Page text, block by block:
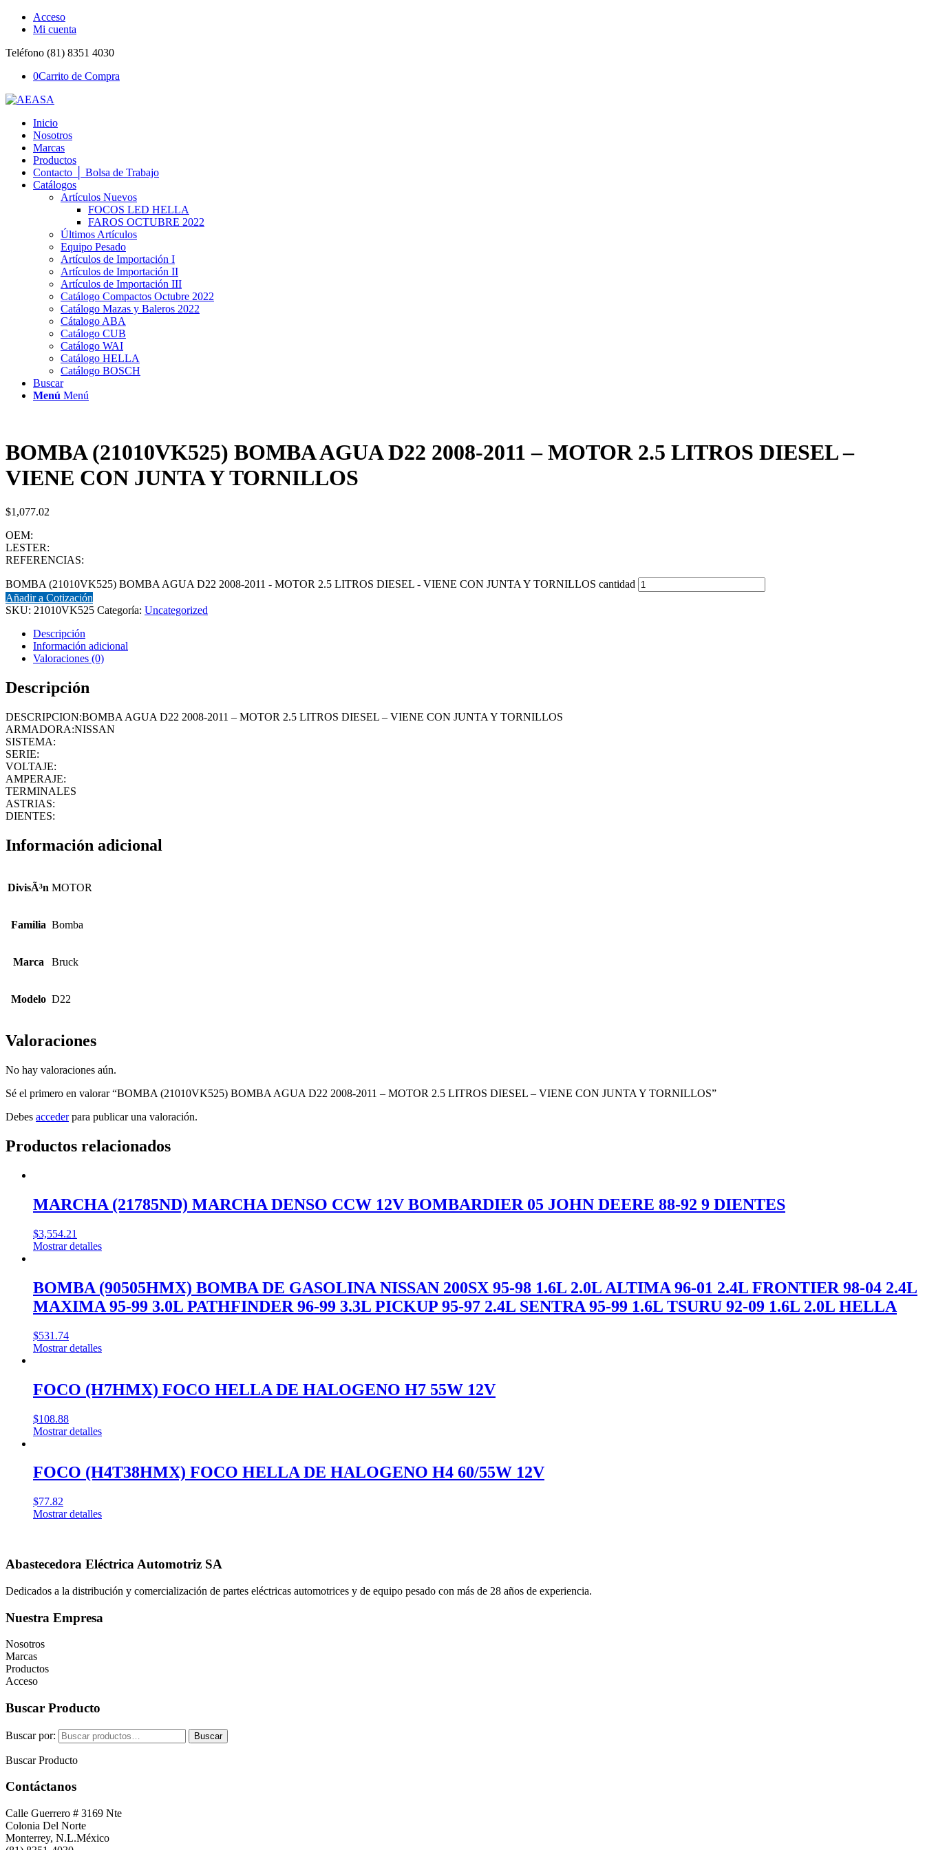
Acceso
Mi cuenta
Teléfono (81) 8351 4030
0Carrito de Compra
Inicio
Nosotros
Marcas
Productos
Contacto │ Bolsa de Trabajo
Catálogos
Artículos Nuevos
FOCOS LED HELLA
FAROS OCTUBRE 2022
Últimos Artículos
Equipo Pesado
Artículos de Importación I
Artículos de Importación II
Artículos de Importación III
Catálogo Compactos Octubre 2022
Catálogo Mazas y Baleros 2022
Cátalogo ABA
Catálogo CUB
Catálogo WAI
Catálogo HELLA
Catálogo BOSCH
Buscar
Menú Menú
BOMBA (21010VK525) BOMBA AGUA D22 2008-2011 – MOTOR 2.5 LITROS DIESEL –
VIENE CON JUNTA Y TORNILLOS
$1,077.02
OEM:
LESTER:
REFERENCIAS:
BOMBA (21010VK525) BOMBA AGUA D22 2008-2011 - MOTOR 2.5 LITROS DIESEL - VIENE CON JUNTA Y TORNILLOS cantidad
Añadir a Cotización
SKU: 21010VK525 Categoría: Uncategorized
Descripción
Información adicional
Valoraciones (0)
Descripción
DESCRIPCION:BOMBA AGUA D22 2008-2011 – MOTOR 2.5 LITROS DIESEL – VIENE CON JUNTA Y TORNILLOS
ARMADORA:NISSAN
SISTEMA:
SERIE:
VOLTAJE:
AMPERAJE:
TERMINALES
ASTRIAS:
DIENTES:
Información adicional
DivisÃ³n MOTOR
Familia Bomba
Marca Bruck
Modelo D22
Valoraciones
No hay valoraciones aún.
Sé el primero en valorar “BOMBA (21010VK525) BOMBA AGUA D22 2008-2011 – MOTOR 2.5 LITROS DIESEL – VIENE CON JUNTA Y TORNILLOS”
Debes accederpara publicar una valoración.
Productos relacionados
MARCHA (21785ND) MARCHA DENSO CCW 12V BOMBARDIER 05 JOHN DEERE 88-92 9 DIENTES
$3,554.21
Mostrar detalles
BOMBA (90505HMX) BOMBA DE GASOLINA NISSAN 200SX 95-98 1.6L 2.0L ALTIMA 96-01 2.4L FRONTIER 98-04 2.4L
MAXIMA 95-99 3.0L PATHFINDER 96-99 3.3L PICKUP 95-97 2.4L SENTRA 95-99 1.6L TSURU 92-09 1.6L 2.0L HELLA
$531.74
Mostrar detalles
FOCO (H7HMX) FOCO HELLA DE HALOGENO H7 55W 12V
$108.88
Mostrar detalles
FOCO (H4T38HMX) FOCO HELLA DE HALOGENO H4 60/55W 12V
$77.82
Mostrar detalles
Abastecedora Eléctrica Automotriz SA
Dedicados a la distribución y comercialización de partes eléctricas automotrices y de equipo pesado con más de 28 años de experiencia.
Nuestra Empresa
Nosotros
Marcas
Productos
Acceso
Buscar Producto
Buscar por: Buscar
Buscar Producto
Contáctanos
Calle Guerrero # 3169 Nte
Colonia Del Norte
Monterrey, N.L.México